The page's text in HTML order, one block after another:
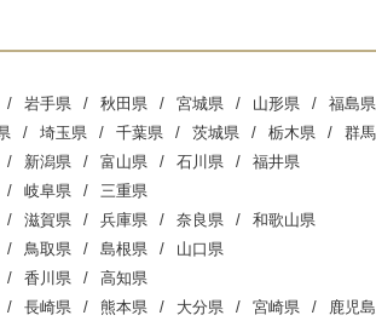
岩手県 秋田県 宮城県 山形県 福島県
埼玉県 千葉県 茨城県 栃木県 群
新潟県 富山県 石川県 福井県
岐阜県 三重県
滋賀県 兵庫県 奈良県 和歌山県
鳥取県 島根県 山口県
香川県 高知県
長崎県 熊本県 大分県 宮崎県 鹿児